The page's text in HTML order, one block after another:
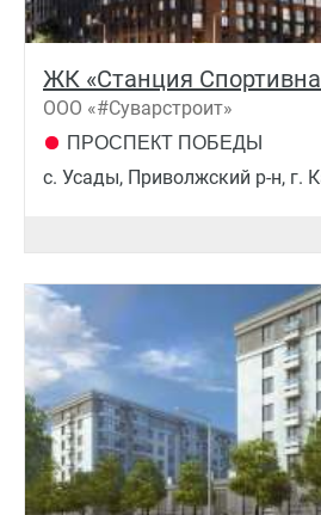
ЖК «Станция
ООО «#Суварстроит»
ПРОСПЕКТ ПОБЕДЫ
с. Усады, Приволжский р-н, г.